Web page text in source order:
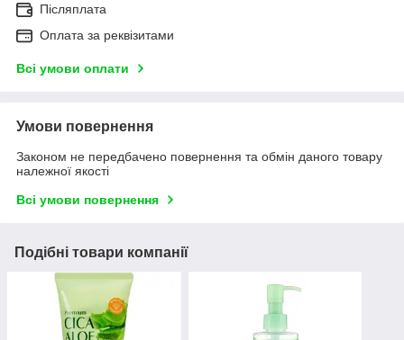
Післяплата
Оплата за реквізитами
Всі умови оплати
Умови повернення
Законом не передбачено повернення та обмін даного товару
належної якості
Всі умови повернення
Подібні товари компанії